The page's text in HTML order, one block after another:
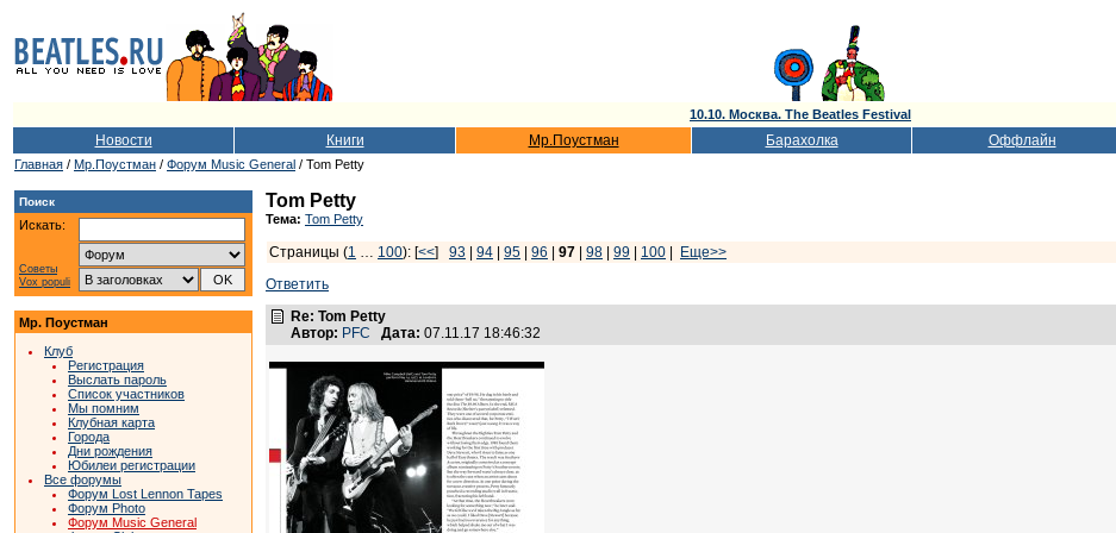
10.10. Москва. The Beatles Festival
Новости Книги Мр.Поустман Барахолка Оффлайн
Главная / Мр.Поустман / Форум Music General / Tom Petty
Поиск
Искать:
Советы
Vox populi
Мр. Поустман
Клуб
Регистрация
Выслать пароль
Список участников
Мы помним
Клубная карта
Города
Дни рождения
Юбилеи регистрации
Все форумы
Форум Lost Lennon Tapes
Форум Photo
Форум Music General
Tom Petty
Тема: Tom Petty
Страницы (1 … 100): [<<] 93 94 95 96 97 98 99 100
Еще>>
Ответить
Re: Tom Petty
Автор: PFC Дата: 07.11.17 18:46:32